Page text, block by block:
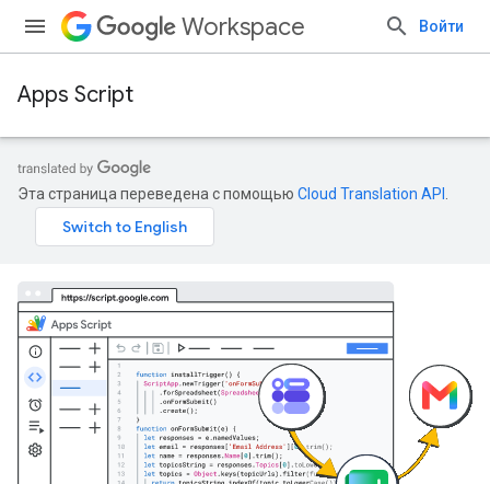
Workspace Войти
Apps Script
Эта страница переведена с помощью Cloud Translation API